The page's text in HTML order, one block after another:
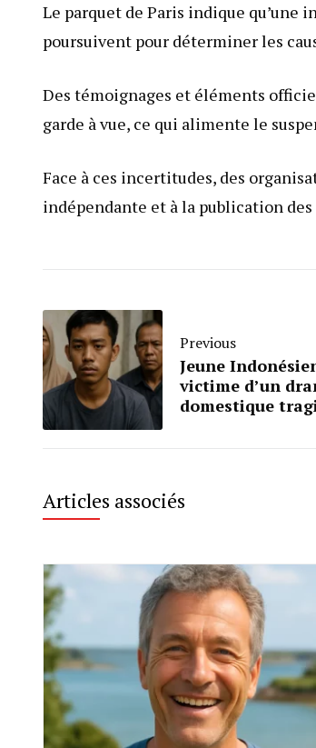
Le parquet de Paris indique
poursuivent pour déterminer les
Des témoignages et éléments
garde à vue, ce qui alimente le
Face à ces incertitudes, des
indépendante et à la publication
Previous
Jeune
victime d’un
domestique
Articles associés